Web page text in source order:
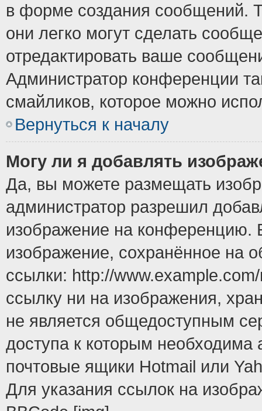
в форме создания сообщений.
они легко могут сделать
отредактировать ваше
Администратор конференции
смайликов, которое можно
Вернуться к началу
Могу ли я добавлять
Да, вы можете размещать
администратор разрешил
изображение на конференцию.
изображение, сохранённое на
ссылки: http://
ссылку ни на изображения,
не является общедоступным
доступа к которым
почтовые ящики Hotmail или
Для указания ссылок на